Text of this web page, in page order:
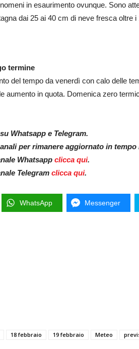
in esaurimento ovunque. Sono
dai 25 ai 40 cm di neve fresca oltre
termine
del tempo da venerdì con calo delle
aumento in quota. Domenica zero
Whatsapp e Telegram.
per rimanere aggiornato in tempo
Whatsapp clicca qui.
Telegram clicca qui.
WhatsApp Messenger
18 febbraio 19 febbraio Meteo